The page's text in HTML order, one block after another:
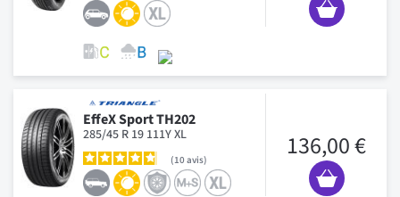
EffeX Sport TH202
285/45 R 19 111Y XL
10avis 136,00 €